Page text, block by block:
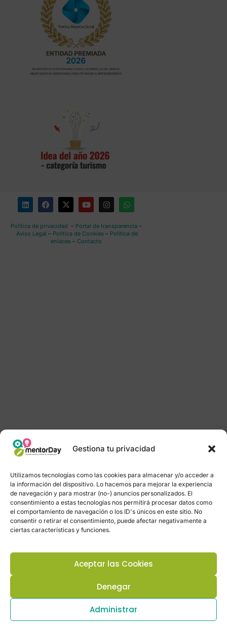
Gestiona tu privacidad
Utilizamos tecnologías como las cookies para almacenar y/o acceder a
la información del dispositivo. Lo hacemos para mejorar la experiencia
de navegación y para mostrar (no-) anuncios personalizados. El
consentimiento a estas tecnologías nos permitirá procesar datos como
el comportamiento de navegación o los ID's únicos en este sitio. No
consentir o retirar el consentimiento, puede afectar negativamente a
ciertas características y funciones.
Aceptar las Cookies
Denegar
Administrar
Política de privacidad – Portal de transparencia–
Aviso Legal – Política de Cookies – Política de
enlaces – Contacto